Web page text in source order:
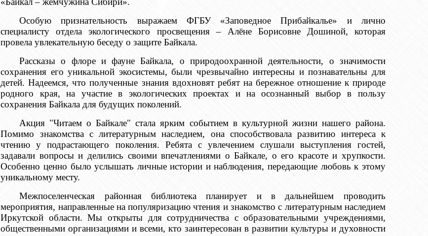
Особую признательность выражаем ФГБУ «Заповедное Прибайкалье» и лично
специалисту отдела экологического просвещения – Алёне Борисовне Дошиной, которая
провела увлекательную беседу о защите Байкала.
Рассказы о флоре и фауне Байкала, о природоохранной деятельности, о значимости
сохранения его уникальной экосистемы, были чрезвычайно интересны и познавательны для
детей. Надеемся, что полученные знания вдохновят ребят на бережное отношение к природе
родного края, на участие в экологических проектах и на осознанный выбор в пользу
сохранения Байкала для будущих поколений.
Акция "Читаем о Байкале" стала ярким событием в культурной жизни нашего района.
Помимо знакомства с литературным наследием, она способствовала развитию интереса к
чтению у подрастающего поколения. Ребята с увлечением слушали выступления гостей,
задавали вопросы и делились своими впечатлениями о Байкале, о его красоте и хрупкости.
Особенно ценно было услышать личные истории и наблюдения, передающие любовь к этому
уникальному месту.
Межпоселенческая районная библиотека планирует и в дальнейшем проводить
мероприятия, направленные на популяризацию чтения и знакомство с литературным наследием
Иркутской области. Мы открыты для сотрудничества с образовательными учреждениями,
общественными организациями и всеми, кто заинтересован в развитии культуры и духовности